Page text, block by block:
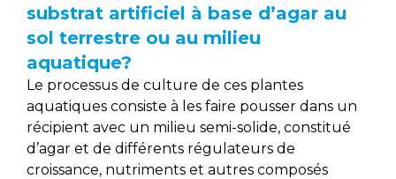
substrat artificiel à base d’agar au
sol terrestre ou au milieu
aquatique?
Le processus de culture de ces plantes
aquatiques consiste à les faire pousser dans un
récipient avec un milieu semi-solide, constitué
d’agar et de différents régulateurs de
croissance, nutriments et autres composés